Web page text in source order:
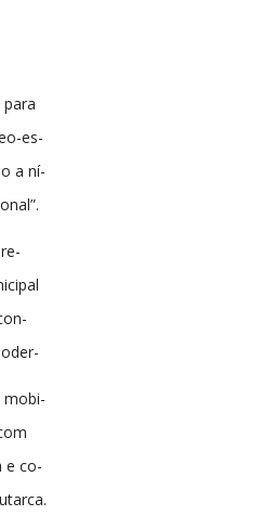
es-
a ní-
mobi-
e co-